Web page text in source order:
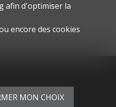
inscrivez-vous
afin d'optimiser la
encore des cookies
MON CHOIX